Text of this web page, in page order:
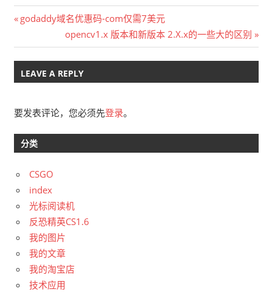
文
章
导
Previous
godaddy域名优惠码-com仅需7美元
Next
Post:
opencv1.x 版本和新版本 2.X.x的一些大的区别
LEAVE A REPLY
要发表评论，您必须先登录。
分类
CSGO
index
光标阅读机
反恐精英CS1.6
我的图片
我的文章
我的淘宝店
技术应用